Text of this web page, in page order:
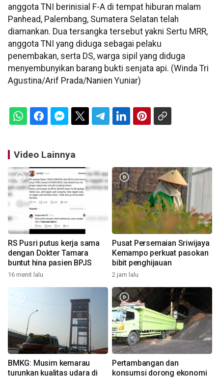
anggota TNI berinisial F-A di tempat hiburan malam
Panhead, Palembang, Sumatera Selatan telah
diamankan. Dua tersangka tersebut yakni Sertu MRR,
anggota TNI yang diduga sebagai pelaku
penembakan, serta DS, warga sipil yang diduga
menyembunyikan barang bukti senjata api. (Winda Tri
Agustina/Arif Prada/Nanien Yuniar)
Video Lainnya
RS Pusri putus kerja sama
dengan Dokter Tamara
buntut hina pasien BPJS
16 menit lalu
Pusat Persemaian Sriwijaya
Kemampo perkuat pasokan
bibit penghijauan
2 jam lalu
BMKG: Musim kemarau
turunkan kualitas udara di
Pertambangan dan
konsumsi dorong ekonomi